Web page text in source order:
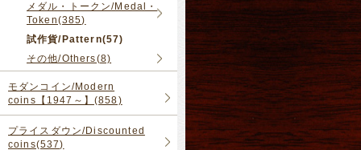
メダル・トークン/Medal・
Token(385)
試作貨/Pattern(57)
その他/Others(8)
モダンコイン/Modern
coins【1947～】(858)
プライスダウン/Discounted
coins(537)